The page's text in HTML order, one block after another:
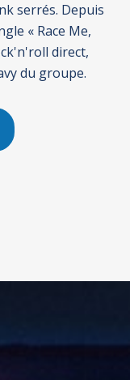
serrés. Depuis
« Race Me,
direct,
du groupe.